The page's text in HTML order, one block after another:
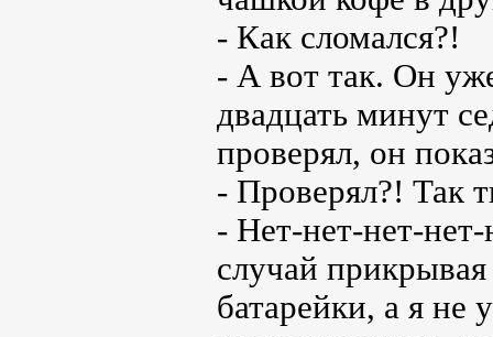
- Как сломался?!
- А вот так. Он
двадцать минут
проверял, он
- Проверял?! Так
- Нет-нет-нет-
случай
батарейки, а я не